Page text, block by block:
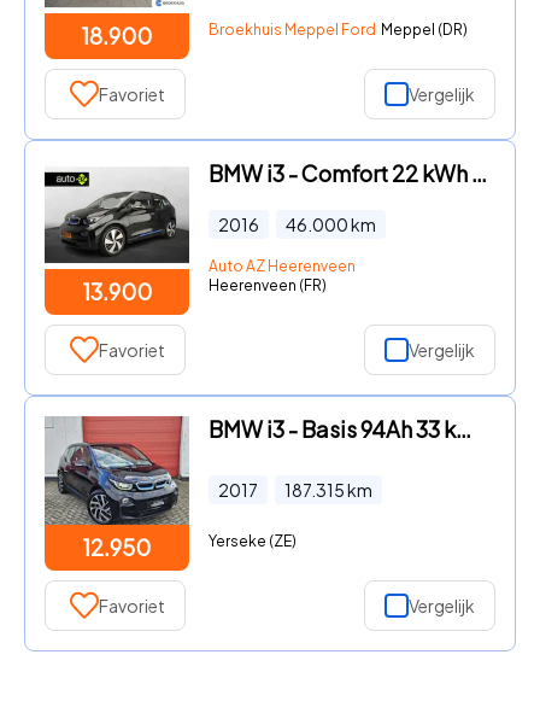
18.900 Broekhuis Meppel Ford Meppel (DR)
Favoriet Vergelijk
13.900
BMW i3 - Comfort 22 kWh SoH 80, 3% / Climate / Stoelverwarming / Warm
2016 46.000km
Auto AZ Heerenveen
Heerenveen (FR)
Favoriet Vergelijk
12.950
BMW i3 - Basis 94Ah 33 kWh | Cruisec. | PDC Rijklaar inclusief 1 jaar
2017 187.315km
Yerseke (ZE)
Favoriet Vergelijk